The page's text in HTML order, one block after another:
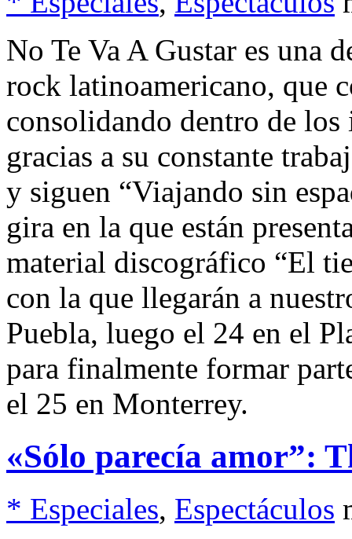
No Te Va A Gustar es una
rock latinoamericano, que
consolidando dentro de
gracias a su constante
y siguen “Viajando sin
gira en la que están
material discográfico “El
con la que llegarán a
Puebla, luego el 24 en el
para finalmente formar
el 25 en Monterrey.
«Sólo parecía amor”:
* Especiales, Espectáculos